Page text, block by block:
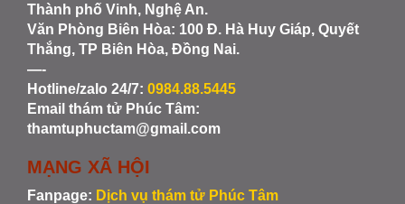
Thành phố Vinh, Nghệ An.
Văn Phòng Biên Hòa: 100 Đ. Hà Huy Giáp, Quyết
Thắng, TP Biên Hòa, Đồng Nai.
—-
Hotline/zalo 24/7: 0984.88.5445
Email thám tử Phúc Tâm:
thamtuphuctam@gmail.com
MẠNG XÃ HỘI
Fanpage: Dịch vụ thám tử Phúc Tâm